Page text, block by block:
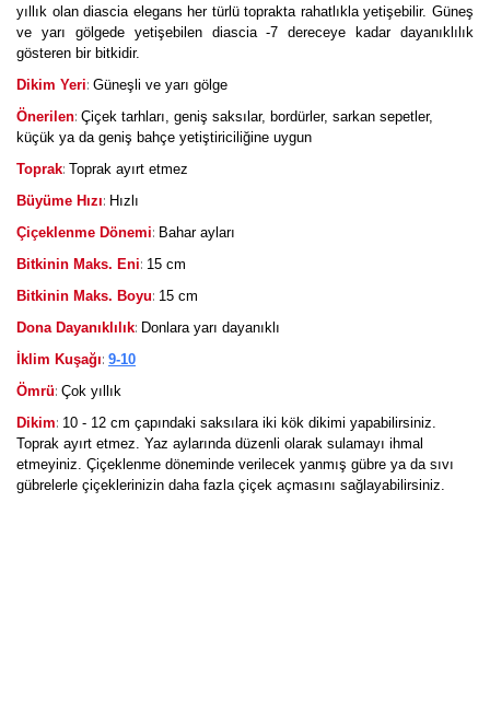
yıllık olan diascia elegans her türlü toprakta rahatlıkla yetişebilir. Güneş
ve yarı gölgede yetişebilen diascia -7 dereceye kadar dayanıklılık
gösteren bir bitkidir.
Dikim Yeri: Güneşli ve yarı gölge
Önerilen: Çiçek tarhları, geniş saksılar, bordürler, sarkan sepetler,
küçük ya da geniş bahçe yetiştiriciliğine uygun
Toprak: Toprak ayırt etmez
Büyüme Hızı: Hızlı
Çiçeklenme Dönemi: Bahar ayları
Bitkinin Maks. Eni: 15 cm
Bitkinin Maks. Boyu: 15 cm
Dona Dayanıklılık: Donlara yarı dayanıklı
İklim Kuşağı: 9-10
Ömrü: Çok yıllık
Dikim: 10 - 12 cm çapındaki saksılara iki kök dikimi yapabilirsiniz.
Toprak ayırt etmez. Yaz aylarında düzenli olarak sulamayı ihmal
etmeyiniz. Çiçeklenme döneminde verilecek yanmış gübre ya da sıvı
gübrelerle çiçeklerinizin daha fazla çiçek açmasını sağlayabilirsiniz.